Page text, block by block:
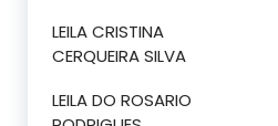
LEILA CRISTINA
CERQUEIRA SILVA
LEILA DO ROSARIO